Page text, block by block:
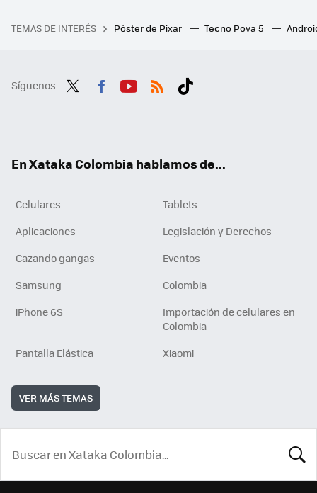
TEMAS DE INTERÉS Póster de Pixar Tecno Pova 5
Síguenos
En Xataka Colombia hablamos de...
Celulares
Tablets
Aplicaciones
Legislación y Derechos
Cazando gangas
Eventos
Samsung
Colombia
iPhone 6S
Importación de celulares en
Colombia
Pantalla Elástica
Xiaomi
VER MÁS TEMAS